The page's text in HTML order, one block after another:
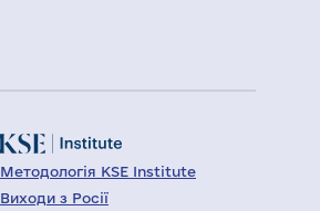
Методологія KSE Institute
Виходи з Росії